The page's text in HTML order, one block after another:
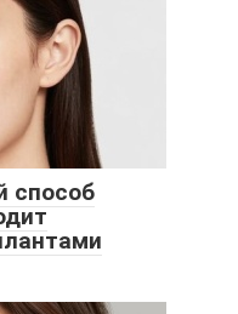
способ